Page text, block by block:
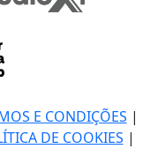
E CONDIÇÕES |
DE COOKIES |